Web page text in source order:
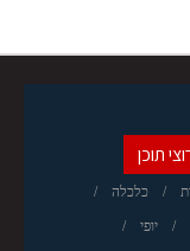
תוכן
כלכלה
יופי